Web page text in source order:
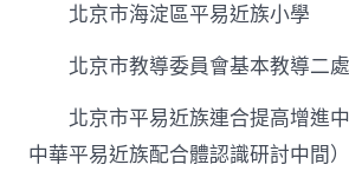
北京市海淀區平易近族小學
北京市教導委員會基本教導二處
北京市平易近族連合提高增進中
中華平易近族配合體認識研討中間）